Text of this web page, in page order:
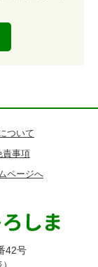
ついて
責事項
ページへ
42号